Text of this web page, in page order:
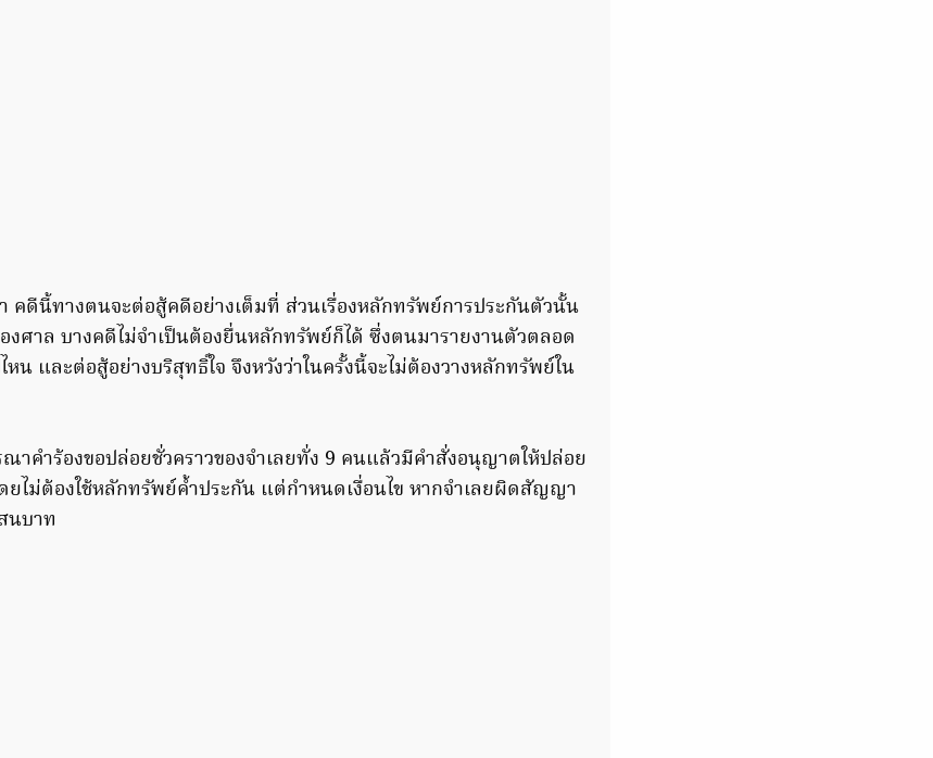
คดีนี้ทางตนจะต่อสู้คดีอย่างเต็มที่ ส่วนเรื่องหลักทรัพย์การประกันตัวนั้น
ศาล บางคดีไม่จำเป็นต้องยื่นหลักทรัพย์ก็ได้ ซึ่งตนมารายงานตัวตลอด
น และต่อสู้อย่างบริสุทธิ์ใจ จึงหวังว่าในครั้งนี้จะไม่ต้องวางหลักทรัพย์ใน
าคำร้องขอปล่อยชั่วคราวของจำเลยทั่ง 9 คนแล้วมีคำสั่งอนุญาตให้ปล่อย
ยไม่ต้องใช้หลักทรัพย์ค้ำประกัน แต่กำหนดเงื่อนไข หากจำเลยผิดสัญญา
นบาท